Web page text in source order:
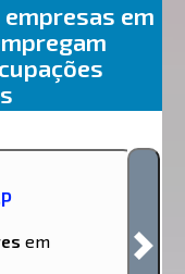
em
em